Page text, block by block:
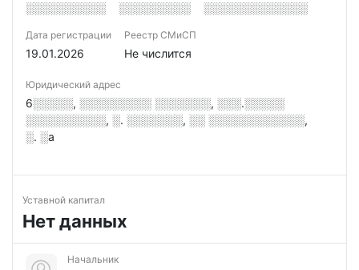
░░░░░░░░░░ ░░░░░░░░░ ░░░░░░░░░░░░░
Дата регистрации
19.01.2026
Реестр СМиСП
Не числится
Юридический адрес
6░░░░░, ░░░░░░░░░ ░░░░░░░, ░░░.░░░░░
░░░░░░░░░░, ░. ░░░░░░░, ░░ ░░░░░░░░░░░░,
░. ░а
Уставной капитал
Нет данных
Начальник